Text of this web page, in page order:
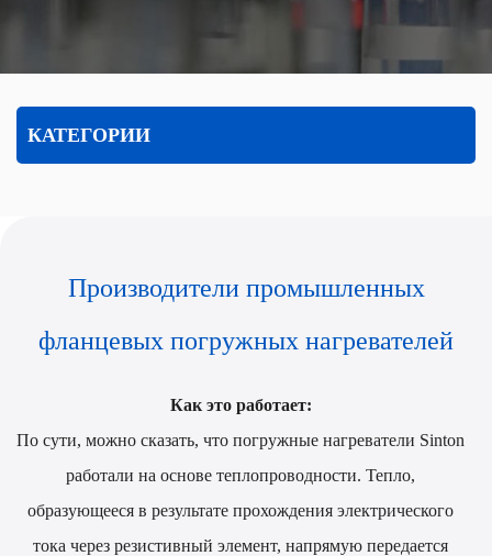
КАТЕГОРИИ
Производители промышленных
фланцевых погружных нагревателей
Как это работает:
По сути, можно сказать, что погружные нагреватели Sinton
работали на основе теплопроводности. Тепло,
образующееся в результате прохождения электрического
тока через резистивный элемент, напрямую передается